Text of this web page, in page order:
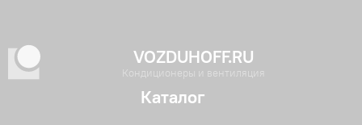
VOZDUHOFF.RU
Кондиционеры и вентиляция
Каталог